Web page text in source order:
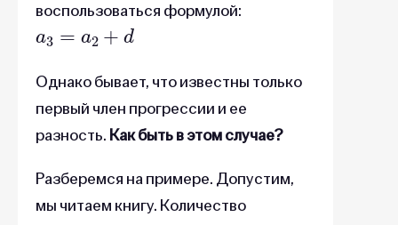
воспользоваться формулой:
d
Однако бывает, что известны только
первый член прогрессии и ее
разность. Как быть в этом случае?
Разберемся на примере. Допустим,
мы читаем книгу. Количество